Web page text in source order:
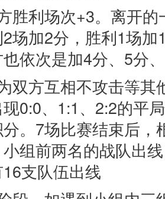
胜利场次+3。离开
场加2分，胜利1场
依次是加4分、5分
双方互相不攻击等
0:0、1:1、2:2的平
。7场比赛结束后，
组前两名的战队出
支队伍出线